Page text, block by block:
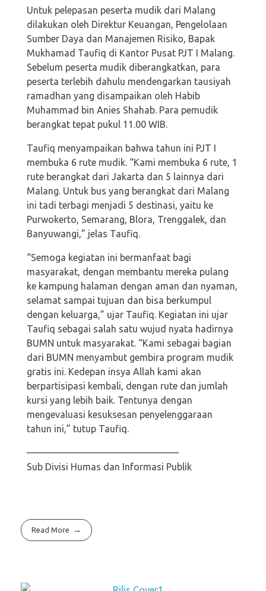
Untuk pelepasan peserta mudik dari Malang
dilakukan oleh Direktur Keuangan, Pengelolaan
Sumber Daya dan Manajemen Risiko, Bapak
Mukhamad Taufiq di Kantor Pusat PJT I Malang.
Sebelum peserta mudik diberangkatkan, para
peserta terlebih dahulu mendengarkan tausiyah
ramadhan yang disampaikan oleh Habib
Muhammad bin Anies Shahab. Para pemudik
berangkat tepat pukul 11.00 WIB.
Taufiq menyampaikan bahwa tahun ini PJT I
membuka 6 rute mudik. “Kami membuka 6 rute, 1
rute berangkat dari Jakarta dan 5 lainnya dari
Malang. Untuk bus yang berangkat dari Malang
ini tadi terbagi menjadi 5 destinasi, yaitu ke
Purwokerto, Semarang, Blora, Trenggalek, dan
Banyuwangi,” jelas Taufiq.
“Semoga kegiatan ini bermanfaat bagi
masyarakat, dengan membantu mereka pulang
ke kampung halaman dengan aman dan nyaman,
selamat sampai tujuan dan bisa berkumpul
dengan keluarga,” ujar Taufiq. Kegiatan ini ujar
Taufiq sebagai salah satu wujud nyata hadirnya
BUMN untuk masyarakat. “Kami sebagai bagian
dari BUMN menyambut gembira program mudik
gratis ini. Kedepan insya Allah kami akan
berpartisipasi kembali, dengan rute dan jumlah
kursi yang lebih baik. Tentunya dengan
mengevaluasi kesuksesan penyelenggaraan
tahun ini,” tutup Taufiq.
————————————————
Sub Divisi Humas dan Informasi Publik
Read More